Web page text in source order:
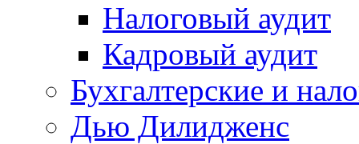
Налоговый аудит
Кадровый аудит
Бухгалтерские и
Дью Дилидженс